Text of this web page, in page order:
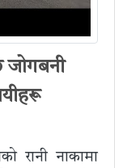
जोगबनी
रानी नाकामा